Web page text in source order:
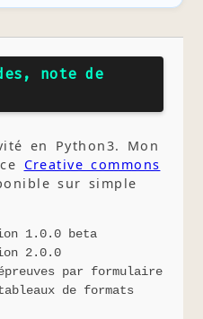
note de
en Python3. Mon
Creative commons
sur simple
1.0.0 beta
2.0.0
par formulaire
de formats